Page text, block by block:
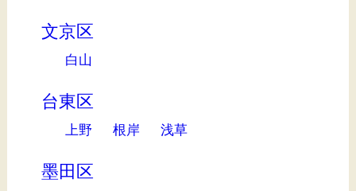
文京区
白山
台東区
上野 根岸 浅草
墨田区